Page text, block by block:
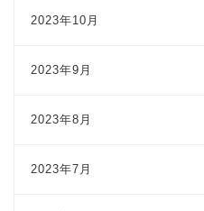
2023年10月
2023年9月
2023年8月
2023年7月